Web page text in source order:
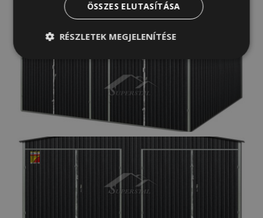
ÖSSZES ELUTASÍTÁSA
RÉSZLETEK MEGJELENÍTÉSE
Elengedhetetlenül
Teljesítmény
Célzás Funkcionalitás